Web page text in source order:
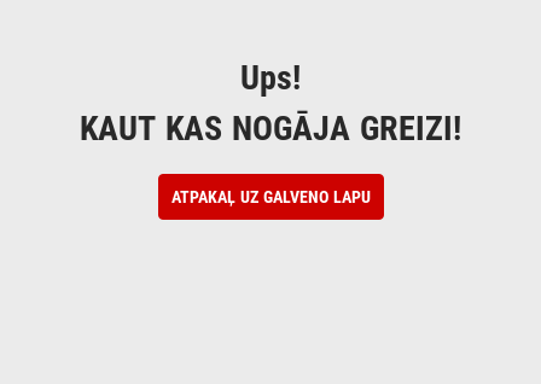
Ups!
KAUT KAS NOGĀJA GREIZI!
ATPAKAĻ UZ GALVENO LAPU